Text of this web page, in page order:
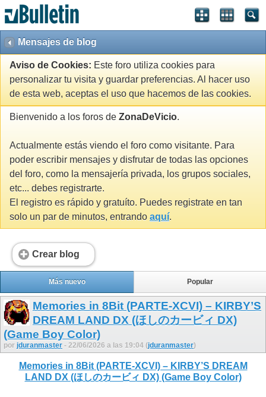
Mensajes de blog
Aviso de Cookies: Este foro utiliza cookies para
personalizar tu visita y guardar preferencias. Al hacer uso
de esta web, aceptas el uso que hacemos de las cookies.
Bienvenido a los foros de ZonaDeVicio.
Actualmente estás viendo el foro como visitante. Para
poder escribir mensajes y disfrutar de todas las opciones
del foro, como la mensajería privada, los grupos sociales,
etc... debes registrarte.
El registro es rápido y gratuíto. Puedes registrate en tan
solo un par de minutos, entrando aquí.
Crear blog
Más nuevo Popular
Memories in 8Bit (PARTE-XCVI) – KIRBY’S
DREAM LAND DX (ほしのカービィ DX)
(Game Boy Color)
por jduranmaster - 22/06/2026 a las 19:04 (jduranmaster)
Memories in 8Bit (PARTE-XCVI) – KIRBY’S DREAM
LAND DX (ほしのカービィ DX) (Game Boy Color)